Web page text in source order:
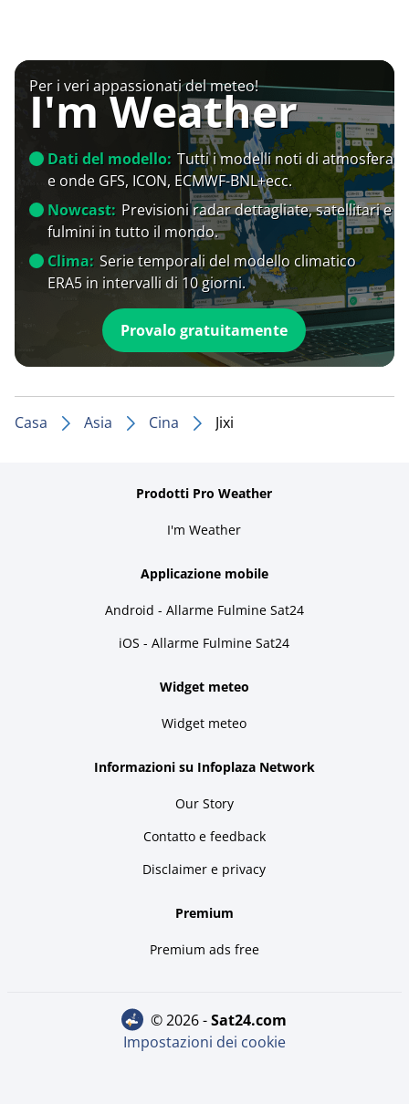
Per i veri appassionati del meteo!
I'm Weather
Dati del modello: Tutti i modelli noti di atmosfera
e onde GFS, ICON, ECMWF-BNL+ecc.
Nowcast: Previsioni radar dettagliate, satellitari e
fulmini in tutto il mondo.
Clima: Serie temporali del modello climatico
ERA5 in intervalli di 10 giorni.
Provalo gratuitamente
Casa Asia Cina Jixi
Prodotti Pro Weather
I'm Weather
Applicazione mobile
Android - Allarme Fulmine Sat24
iOS - Allarme Fulmine Sat24
Widget meteo
Widget meteo
Informazioni su Infoplaza Network
Our Story
Contatto e feedback
Disclaimer e privacy
Premium
Premium ads free
© 2026 - sat24.com
Impostazioni dei cookie